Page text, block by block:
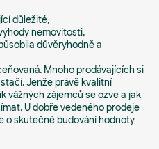
důležité,
nemovitosti,
důvěryhodně a
Mnoho prodávajících si
Jenže právě kvalitní
vážných zájemců se ozve a jak
U dobře vedeného prodeje
o skutečné budování hodnoty